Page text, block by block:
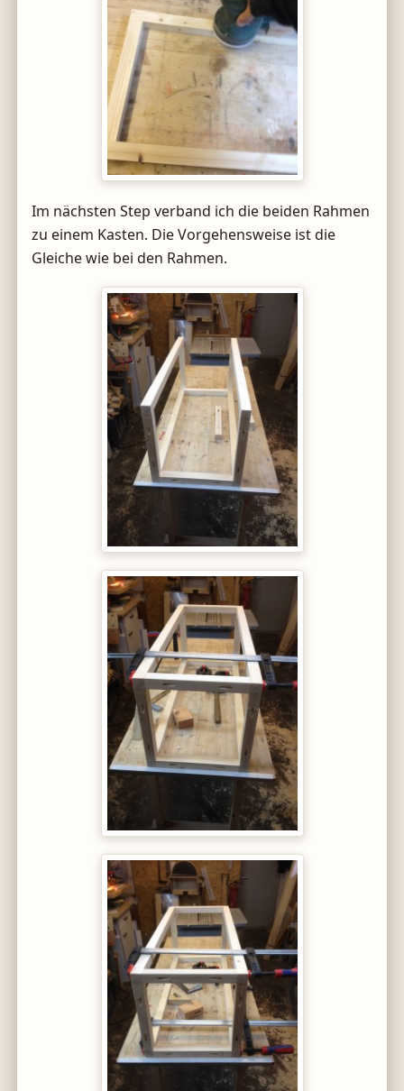
Im nächsten Step verband ich die beiden Rahmen
zu einem Kasten. Die Vorgehensweise ist die
Gleiche wie bei den Rahmen.